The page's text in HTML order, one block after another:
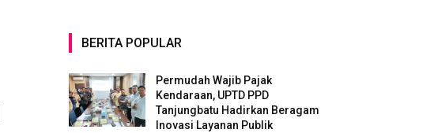
BERITA POPULAR
Permudah Wajib Pajak
Kendaraan, UPTD PPD
Tanjungbatu Hadirkan Beragam
Inovasi Layanan Publik